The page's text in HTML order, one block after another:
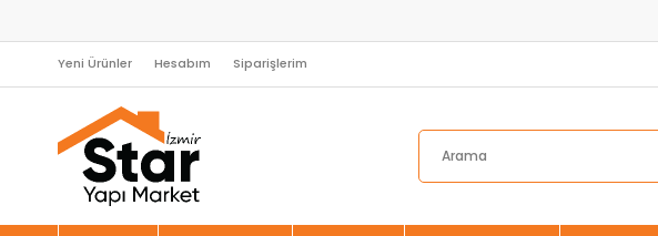
Yeni Ürünler Hesabım Siparişlerim